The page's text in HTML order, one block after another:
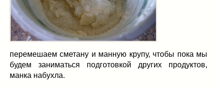
перемешаем сметану и манную крупу, чтобы пока мы
будем заниматься подготовкой других продуктов,
манка набухла.